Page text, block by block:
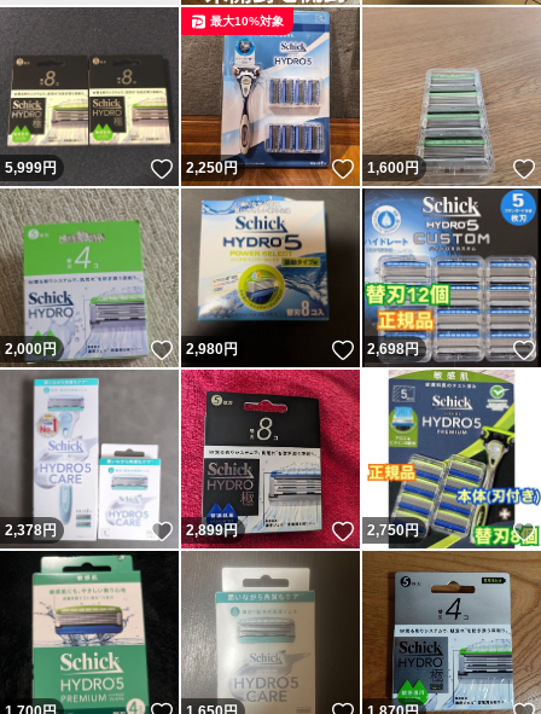
5,999円 いいね！
2,250円 いいね！
最大10%対象
1,600円
2,000円 いいね！
2,980円 いいね！
2,698円
2,378円 いいね！
2,899円 いいね！
2,750円